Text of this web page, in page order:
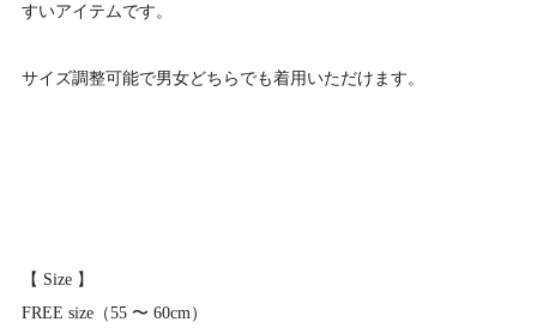
すいアイテムです。
サイズ調整可能で男女どちらでも着用いただけます。
【 Size 】
FREE size（55 〜 60cm）